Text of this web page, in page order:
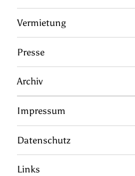
Vermietung
Presse
Archiv
Impressum
Datenschutz
Links